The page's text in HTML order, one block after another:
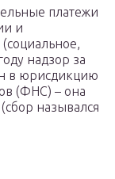
платежи
и
надзор за
в юрисдикцию
(ФНС) – она
назывался